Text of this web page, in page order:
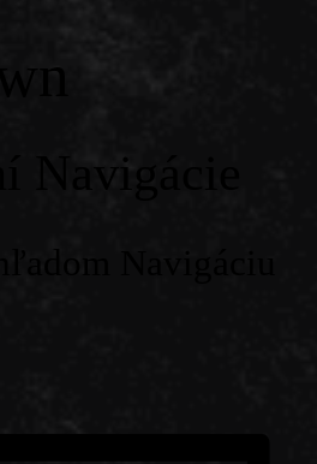
Navigácie